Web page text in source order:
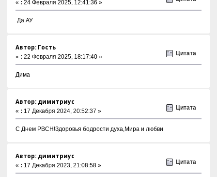
« : 24 Февраля 2025, 12:41:36 »
Да АУ
Автор: Гость
« : 22 Февраля 2025, 18:17:40 »
Цитата
Дима
Автор: димитриус
« : 17 Декабря 2024, 20:52:37 »
Цитата
С Днем РВСН!Здоровья бодрости духа,Мира и любви
Автор: димитриус
« : 17 Декабря 2023, 21:08:58 »
Цитата